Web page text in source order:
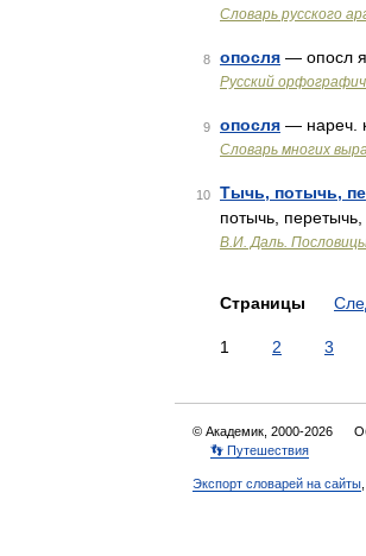
Словарь русского
8 опосля — опосл я
Русский
9 опосля — нареч.
Словарь многих
10 Тычь, потычь,
потычь,
В.И. Даль.
Страницы
1 2 3
© Академик, 2000-2026
👣 Путешествия
Экспорт словарей на сайты